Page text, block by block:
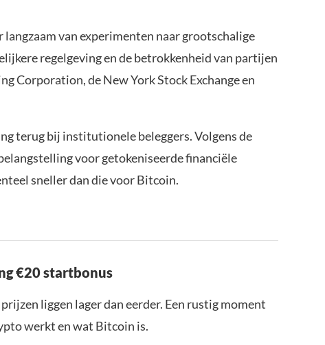
van experimenten naar grootschalige
regelgeving en de betrokkenheid van partijen
Corporation, de New York Stock Exchange en
terug bij institutionele beleggers. Volgens de
voor getokeniseerde financiële
sneller dan die voor Bitcoin.
€20 startbonus
liggen lager dan eerder. Een rustig moment
werkt en wat Bitcoin is.